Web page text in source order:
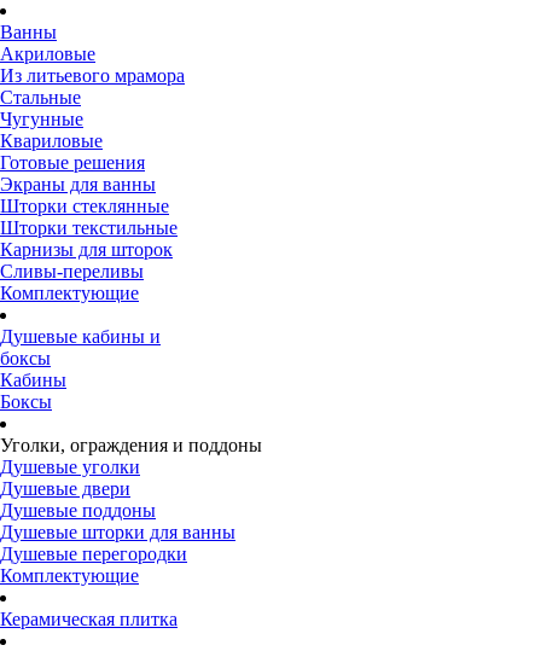
Ванны
Акриловые
Из литьевого мрамора
Стальные
Чугунные
Квариловые
Готовые решения
Экраны для ванны
Шторки стеклянные
Шторки текстильные
Карнизы для шторок
Сливы-переливы
Комплектующие
Душевые кабины и
боксы
Кабины
Боксы
Уголки, ограждения и поддоны
Душевые уголки
Душевые двери
Душевые поддоны
Душевые шторки для ванны
Душевые перегородки
Комплектующие
Керамическая плитка